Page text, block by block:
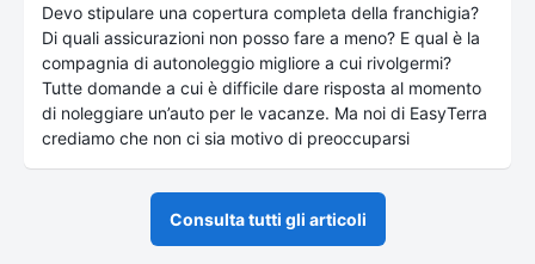
Devo stipulare una copertura completa della franchigia?
Di quali assicurazioni non posso fare a meno? E qual è la
compagnia di autonoleggio migliore a cui rivolgermi?
Tutte domande a cui è difficile dare risposta al momento
di noleggiare un’auto per le vacanze. Ma noi di EasyTerra
crediamo che non ci sia motivo di preoccuparsi
Consulta tutti gli articoli